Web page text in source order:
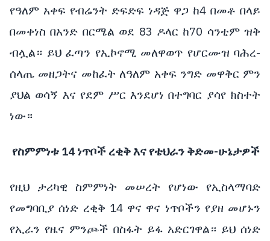
የዓለም አቀፍ የብሬንት ድፍድፍ ነዳጅ ዋጋ ከ4 በመቶ በላይ
በመቀነስ በአንድ በርሜል ወደ 83 ዶላር ከ70 ሳንቲም ዝቅ
ብሏል። ይህ ፈጣን የኢኮኖሚ መለዋወጥ የሆርሙዝ ባሕረ-
ሰላጤ መዘጋትና መከፈት ለዓለም አቀፍ ንግድ መዋቅር ምን
ያህል ወሳኝ እና የደም ሥር እንደሆነ በተግባር ያሳየ ክስተት
ነው።
የስምምነቱ 14 ነጥቦች ረቂቅ እና የቴህራን ቅድመ-ሁኔታዎች
የዚህ ታሪካዊ ስምምነት መሠረት የሆነው የኢስላማባድ
የመግባቢያ ሰነድ ረቂቅ 14 ዋና ዋና ነጥቦችን የያዘ መሆኑን
የኢራን የዜና ምንጮች በስፋት ይፋ አድርገዋል። ይህ ሰነድ